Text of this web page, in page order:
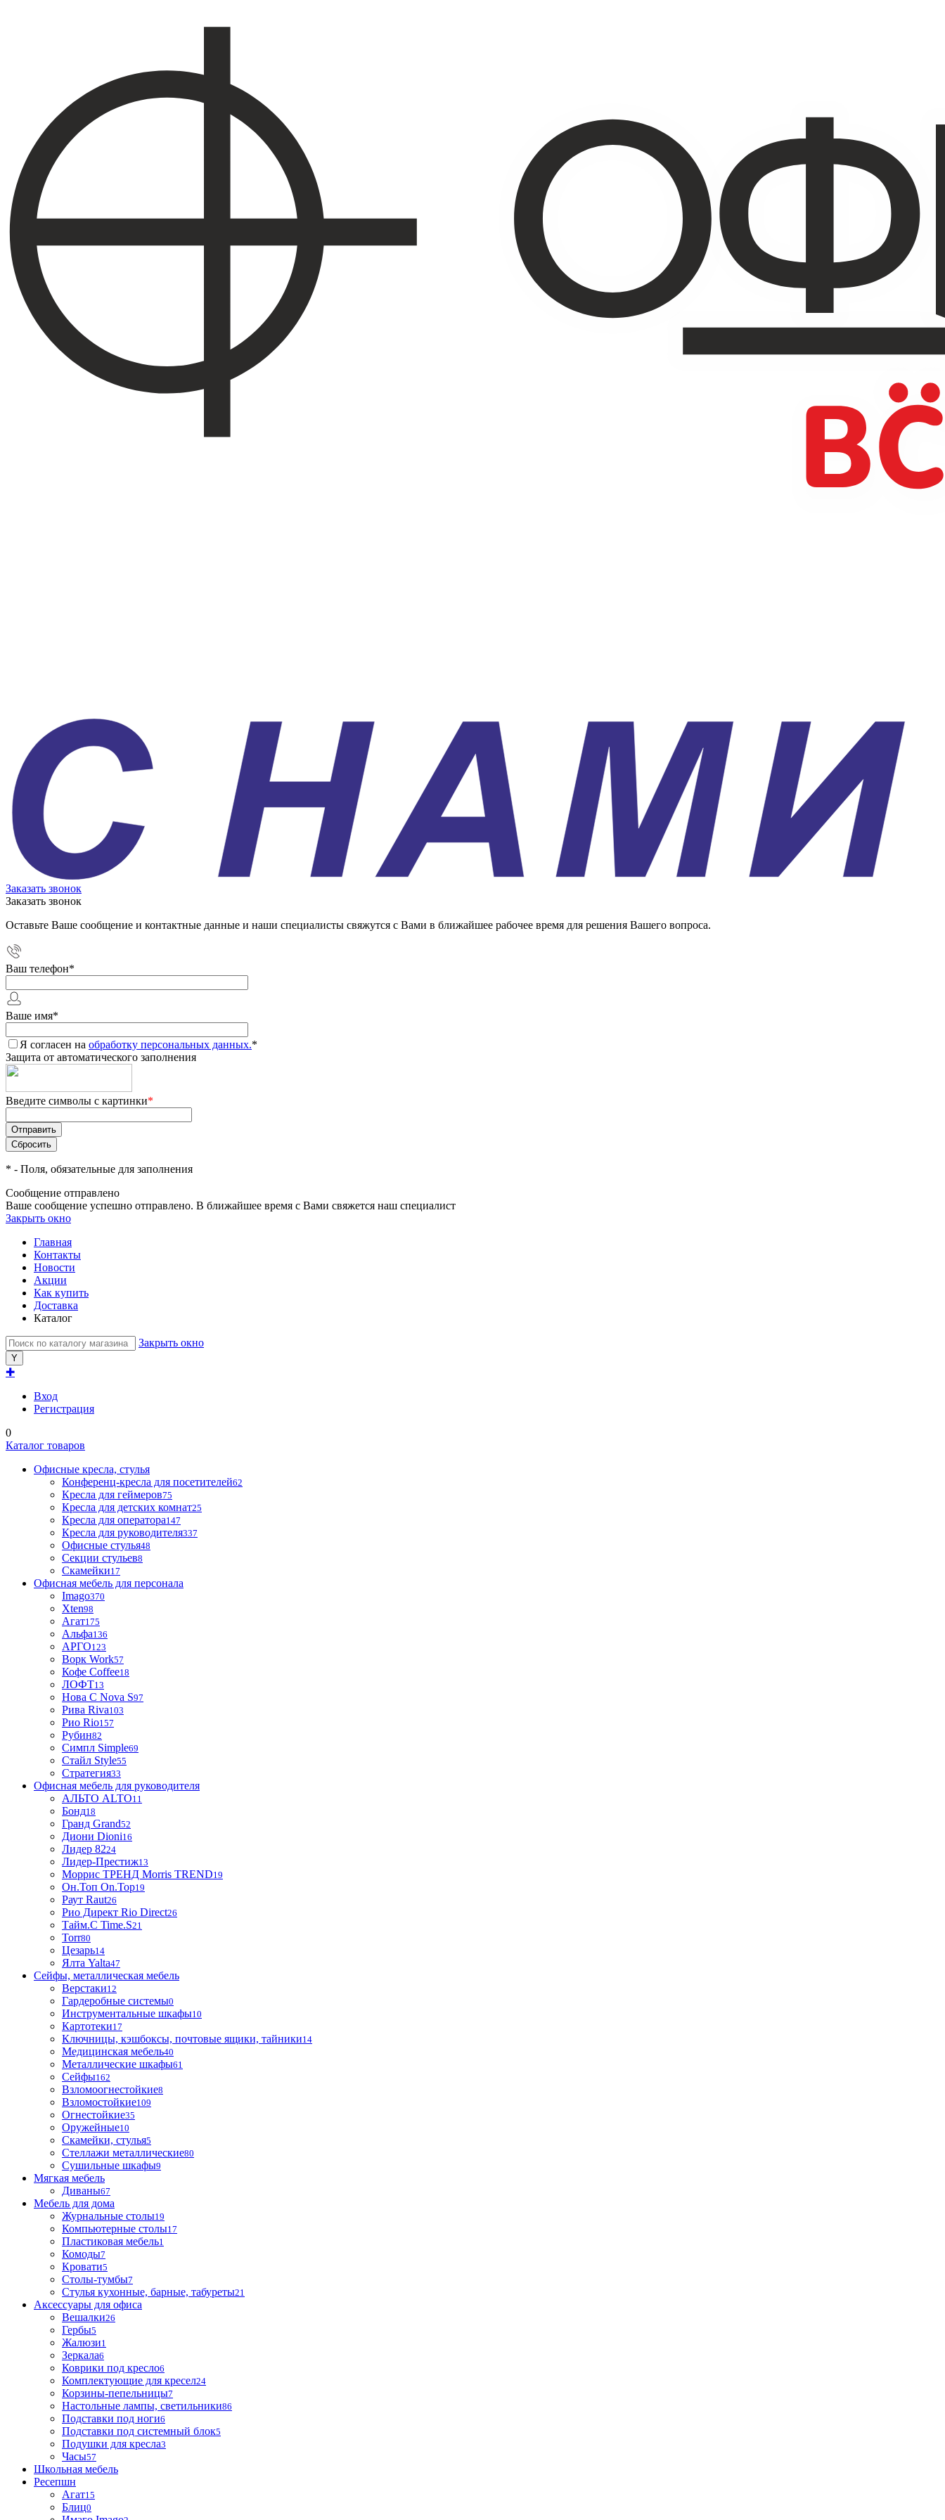
Заказать звонок
Заказать звонок
Оставьте Ваше сообщение и контактные данные и наши специалисты свяжутся с Вами в ближайшее рабочее время для решения Вашего вопроса.
Ваш телефон*
Ваше имя*
Я согласен на обработку персональных данных.*
Защита от автоматического заполнения
Введите символы с картинки*
* - Поля, обязательные для заполнения
Сообщение отправлено
Ваше сообщение успешно отправлено. В ближайшее время с Вами свяжется наш специалист
Закрыть окно
Главная
Контакты
Новости
Акции
Как купить
Доставка
Каталог
Закрыть окно
✚
Вход
Регистрация
0
Каталог товаров
Офисные кресла, стулья
Конференц-кресла для посетителей62
Кресла для геймеров75
Кресла для детских комнат25
Кресла для оператора147
Кресла для руководителя337
Офисные стулья48
Секции стульев8
Скамейки17
Офисная мебель для персонала
Imago370
Xten98
Агат175
Альфа136
АРГО123
Ворк Work57
Кофе Coffee18
ЛОФТ13
Нова С Nova S97
Рива Riva103
Рио Rio157
Рубин82
Симпл Simple69
Стайл Style55
Стратегия33
Офисная мебель для руководителя
АЛЬТО ALTO11
Бонд18
Гранд Grand52
Диони Dioni16
Лидер 8224
Лидер-Престиж13
Моррис ТРЕНД Morris TREND19
Он.Топ On.Top19
Раут Raut26
Рио Директ Rio Direct26
Тайм.С Time.S21
Torr80
Цезарь14
Ялта Yalta47
Сейфы, металлическая мебель
Верстаки12
Гардеробные системы0
Инструментальные шкафы10
Картотеки17
Ключницы, кэшбоксы, почтовые ящики, тайники14
Медицинская мебель40
Металлические шкафы61
Сейфы162
Взломоогнестойкие8
Взломостойкие109
Огнестойкие35
Оружейные10
Скамейки, стулья5
Стеллажи металлические80
Сушильные шкафы9
Мягкая мебель
Диваны67
Мебель для дома
Журнальные столы19
Компьютерные столы17
Пластиковая мебель1
Комоды7
Кровати5
Столы-тумбы7
Стулья кухонные, барные, табуреты21
Аксессуары для офиса
Вешалки26
Гербы5
Жалюзи1
Зеркала6
Коврики под кресло6
Комплектующие для кресел24
Корзины-пепельницы7
Настольные лампы, светильники86
Подставки под ноги6
Подставки под системный блок5
Подушки для кресла3
Часы57
Школьная мебель
Ресепшн
Агат15
Блиц0